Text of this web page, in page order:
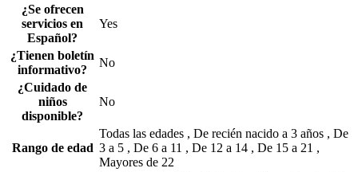
¿Se ofrecen
servicios en
Español?
Yes
¿Tienen boletín
informativo?
No
¿Cuidado de
niños
disponible?
No
Rango de edad
Todas las edades , De recién nacido a 3 años , De
3 a 5 , De 6 a 11 , De 12 a 14 , De 15 a 21 ,
Mayores de 22